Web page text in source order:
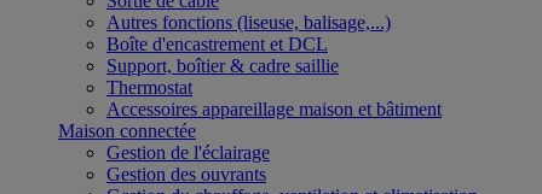
Autres fonctions (liseuse, balisage,...)
Boîte d'encastrement et DCL
Support, boîtier & cadre saillie
Thermostat
Accessoires appareillage maison et bâtiment
Maison connectée
Gestion de l'éclairage
Gestion des ouvrants